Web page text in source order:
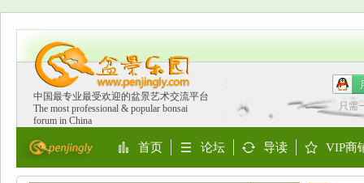
中国最专业最受欢迎的盆景艺术交流平台
The most professional & popular bonsai
forum in China
只需
首页 论坛 导读 VIP商